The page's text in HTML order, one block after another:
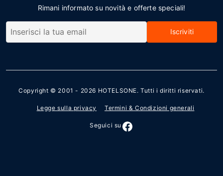
Rimani informato su novità e offerte speciali!
Iscriviti
Copyright © 2001 - 2026 HOTELSONE. Tutti i diritti riservati.
Legge sulla privacy Termini & Condizioni generali
Seguici su